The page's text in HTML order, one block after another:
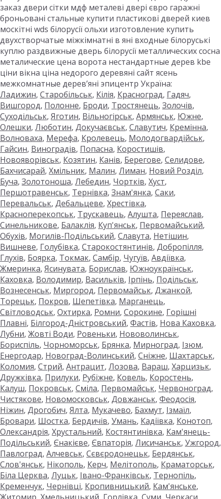
заказ двери сітки мдф металеві двері євро гаражні
броньовані стальные купити пластикові дверей киев
москітні wds білорусії ольхи изготовление купить
двухстворчатые міжкімнатні в яні входные білоруські
куплю раздвижные дверь білорусії металлических сосна
металические цена ворота нестандартные дерев kbe
ціни вікна ціна недорого деревяні сайт ясень
межкомнатные дерев’яні эпицентр Україна:
Ладижин, Старобільськ, Кілія, Красноград, Гадяч,
Вишгород, Полонне, Броди, Тростянець, Золочів,
Суходільськ, Яготин, Вільногірськ, Армянськ, Южне,
Олешки, Люботин, Докучаєвськ, Славутич, Кремінна,
Волноваха, Мерефа, Кролевець, Молодогвардійськ,
Гайсин, Виноградів, Попасна, Коростишів,
Новояворівськ, Козятин, Канів, Берегове, Селидове,
Бахчисарай, Хмільник, Малин, Лиман, Новий Розділ,
Буча, Золотоноша, Лебедин, Чортків, Хуст,
Першотравенськ, Тернівка, Знам'янка, Саки,
Перевальськ, Дебальцеве, Хрестівка,
Красноперекопськ, Трускавець, Алушта, Переяслав,
Синельникове, Балаклія, Куп'янськ, Первомайський,
Обухів, Могилів-Подільський, Славута, Нетішин,
Вишневе, Голубівка, Старокостянтинів, Добропілля,
Глухів, Боярка, Токмак, Самбір, Чугуїв, Авдіївка,
Жмеринка, Ясинувата, Борислав, Южноукраїнськ,
Каховка, Володимир, Васильків, Ірпінь, Подільськ,
Вознесенськ, Миргород, Первомайськ, Джанкой,
Торецьк, Покров, Шепетівка, Марганець,
Світловодськ, Охтирка, Ромни, Сорокине, Горішні
Плавні, Білгород-Дністровський, Фастів, Нова Каховка,
Лубни, Жовті Води, Ровеньки, Нововолинськ,
Бориспіль, Чорноморськ, Брянка, Мирноград, Ізюм,
Енергодар, Новоград-Волинський, Сніжне, Шахтарськ,
Коломия, Стрий, Антрацит, Лозова, Вараш, Харцизьк,
Дружківка, Прилуки, Рубіжне, Ковель, Коростень,
Калуш, Покровськ, Сміла, Первомайськ, Червоноград,
Чистякове, Новомосковськ, Довжанськ, Феодосія,
Ніжин, Дрогобич, Ялта, Мукачево, Бахмут, Ізмаїл,
Бровари, Шостка, Бердичів, Умань, Кадіївка, Конотоп,
Олександрія, Хрустальний, Костянтинівка, Кам'янець-
Подільський, Єнакієве, Євпаторія, Лисичанськ, Ужгород,
Павлоград, Алчевськ, Сєвєродонецьк, Бердянськ,
Слов'янськ, Нікополь, Керч, Мелітополь, Краматорськ,
Біла Церква, Луцьк, Івано-Франківськ, Тернопіль,
Кременчук, Чернівці, Кропивницький, Кам'янське,